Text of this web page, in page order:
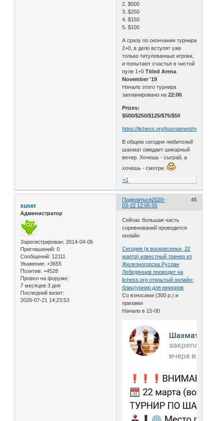
2. $500
3. $250
4. $150
5. $100
А сразу по окончании турнира
2+0, в дело вступят уже
только титулованные игроки,
и попытают счастья в чистой
пуле 1+0Titled Arena
November '19
Начало этого турнира
запланировано на22:00.
Prizes:
$500/$250/$125/$75/$50
https://lichess.org/tournament/nov19lta
В общем сегодня любителей
шахмат ожидает шикарный
вечер. Хочешь - сыграй, а
хочешь - смотри.
+1
Поделиться 46
2020-
03-22 12:05:55
xuser
Администратор
Зарегистрирован: 2014-04-06
Приглашений: 0
Сообщений: 12111
Уважение: +3655
Позитив: +4528
Провел на форуме:
7 месяцев 3 дня
Последний визит:
2026-07-21 14:23:53
Сейчас большая часть
соревнований проводится
онлайн
Сегодня (в воскресенье, 22
марта) известный тренер из
Железногорска Руслан
Лебедянцев проводит на
lichess.org открытый онлайн-
блицтурнир для юниоров
Со взносами (300 р.) и
призами
Начало в 15-00